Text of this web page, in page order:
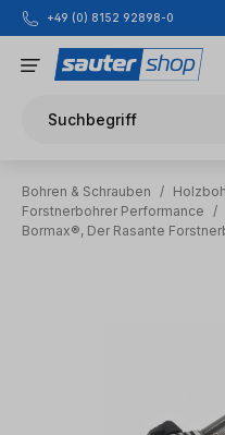
Zum Hauptinhalt springen
+49 (0) 8152 92898-0
Suchbegriff
Bohren & Schrauben /
Forstnerbohrer Performance
/
Bormax®, Der Rasante